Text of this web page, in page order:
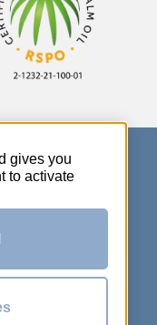
gives you
to activate